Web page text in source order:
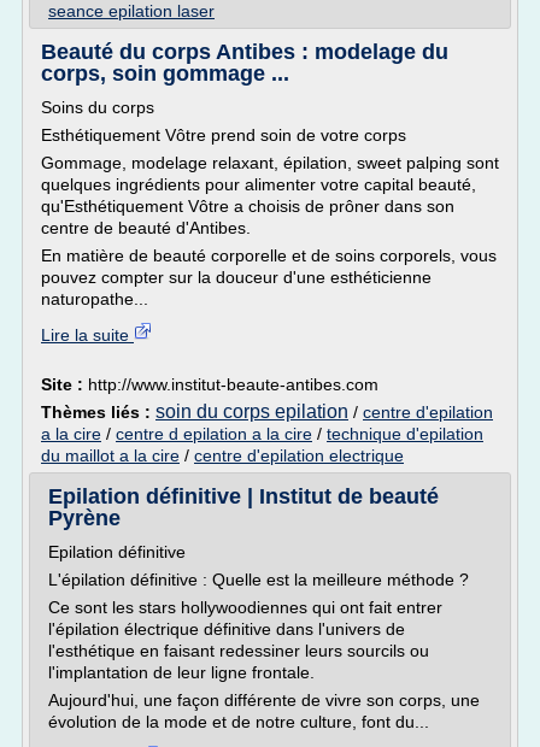
seance epilation laser
Beauté du corps Antibes : modelage du
corps, soin gommage ...
Soins du corps
Esthétiquement Vôtre prend soin de votre corps
Gommage, modelage relaxant, épilation, sweet palping sont
quelques ingrédients pour alimenter votre capital beauté,
qu'Esthétiquement Vôtre a choisis de prôner dans son
centre de beauté d'Antibes.
En matière de beauté corporelle et de soins corporels, vous
pouvez compter sur la douceur d'une esthéticienne
naturopathe...
Lire la suite
Site : http://www.institut-beaute-antibes.com
Thèmes liés : soin du corps epilation / centre d'epilation
a la cire / centre d epilation a la cire / technique d'epilation
du maillot a la cire / centre d'epilation electrique
Epilation définitive | Institut de beauté
Pyrène
Epilation définitive
L'épilation définitive : Quelle est la meilleure méthode ?
Ce sont les stars hollywoodiennes qui ont fait entrer
l'épilation électrique définitive dans l'univers de
l'esthétique en faisant redessiner leurs sourcils ou
l'implantation de leur ligne frontale.
Aujourd'hui, une façon différente de vivre son corps, une
évolution de la mode et de notre culture, font du...